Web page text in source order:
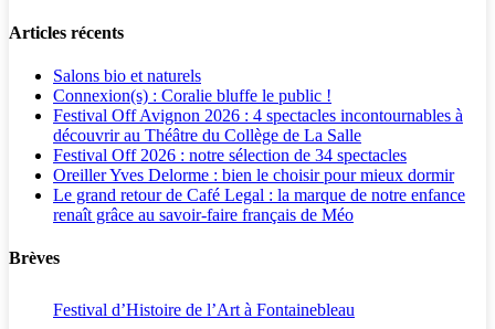
Articles récents
Salons bio et naturels
Connexion(s) : Coralie bluffe le public !
Festival Off Avignon 2026 : 4 spectacles incontournables à
découvrir au Théâtre du Collège de La Salle
Festival Off 2026 : notre sélection de 34 spectacles
Oreiller Yves Delorme : bien le choisir pour mieux dormir
Le grand retour de Café Legal : la marque de notre enfance
renaît grâce au savoir-faire français de Méo
Brèves
Festival d’Histoire de l’Art à Fontainebleau